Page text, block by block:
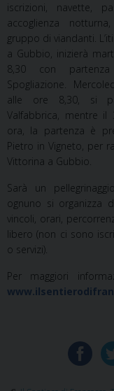
iscrizioni, navette,
accoglienza
gruppo di viandanti.
a Gubbio, inizierà
8,30 con
Spogliazione.
alle ore 8,30, si
Valfabbrica, mentre il
ora, la partenza è
Pietro in Vigneto, per
Vittorina a Gubbio.
Sarà un
ognuno si organizza
vincoli, orari,
libero (non ci sono
o servizi).
Per maggiori